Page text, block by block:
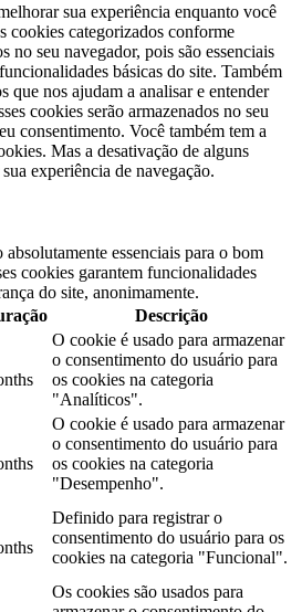
sua experiência enquanto você
cookies categorizados conforme
no seu navegador, pois são essenciais
básicas do site. Também
que nos ajudam a analisar e entender
cookies serão armazenados no seu
consentimento. Você também tem a
Mas a desativação de alguns
experiência de navegação.
absolutamente essenciais para o bom
cookies garantem funcionalidades
do site, anonimamente.
Descrição
O cookie é usado para armazenar
o consentimento do usuário para
os cookies na categoria
"Analíticos".
O cookie é usado para armazenar
o consentimento do usuário para
os cookies na categoria
"Desempenho".
Definido para registrar o
consentimento do usuário para os
cookies na categoria "Funcional".
Os cookies são usados ​​para